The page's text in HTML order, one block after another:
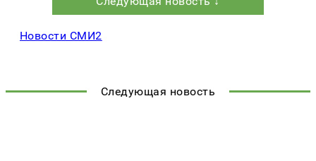
Новости СМИ2
Следующая новость